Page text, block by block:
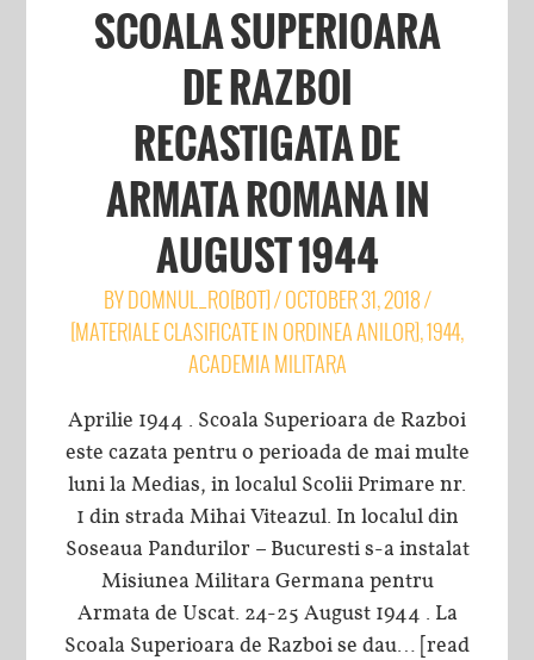
SCOALA SUPERIOARA
DE RAZBOI
RECASTIGATA DE
ARMATA ROMANA IN
AUGUST 1944
BYDOMNUL_RO[BOT]/OCTOBER 31, 2018/
[MATERIALE CLASIFICATE IN ORDINEA ANILOR],1944,
ACADEMIA MILITARA
Aprilie 1944 . Scoala Superioara de Razboi
este cazata pentru o perioada de mai multe
luni la Medias, in localul Scolii Primare nr.
1 din strada Mihai Viteazul. In localul din
Soseaua Pandurilor – Bucuresti s-a instalat
Misiunea Militara Germana pentru
Armata de Uscat. 24-25 August 1944 . La
Scoala Superioara de Razboi se dau… [read